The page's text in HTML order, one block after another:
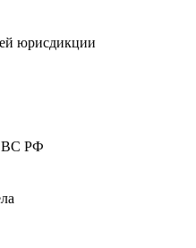
юрисдикции
ВС РФ